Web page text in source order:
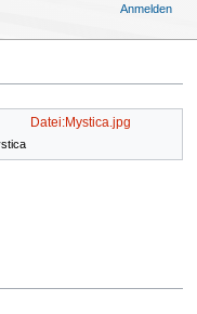
Datei:Mystica.jpg
Anmelden